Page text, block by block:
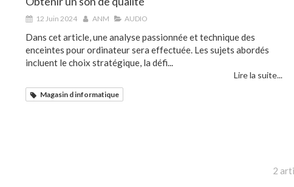
12 Juin 2024 ANM AUDIO
Dans cet article, une analyse passionnée et technique des
enceintes pour ordinateur sera effectuée. Les sujets abordés
incluent le choix stratégique, la défi...
Lire la suite...
Magasin d informatique
2